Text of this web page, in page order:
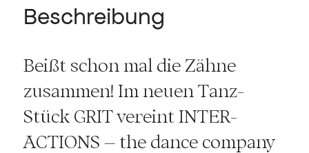
Beschreibung
Beißt schon mal die Zähne
zusammen! Im neuen Tanz-
Stück GRIT vereint INTER-
ACTIONS – the dance company